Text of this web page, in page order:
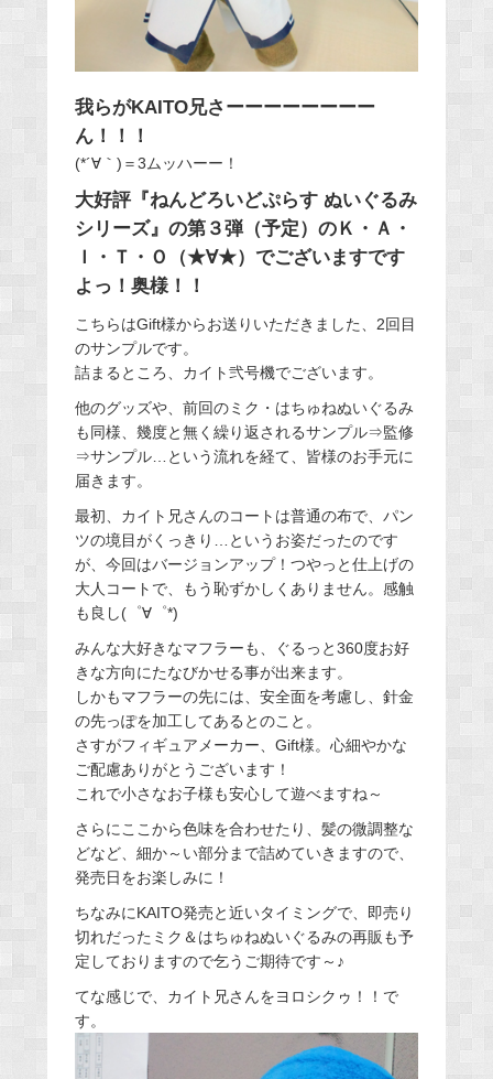
我らがKAITO兄さーーーーーーーー
ん！！！
(*´∀｀)＝3ムッハーー！
大好評『ねんどろいどぷらす ぬいぐるみ
シリーズ』の第３弾（予定）のＫ・Ａ・
Ｉ・Ｔ・Ｏ（★∀★）でございますです
よっ！奥様！！
こちらはGift様からお送りいただきました、2回目
のサンプルです。
詰まるところ、カイト弐号機でございます。
他のグッズや、前回のミク・はちゅねぬいぐるみ
も同様、幾度と無く繰り返されるサンプル⇒監修
⇒サンプル…という流れを経て、皆様のお手元に
届きます。
最初、カイト兄さんのコートは普通の布で、パン
ツの境目がくっきり…というお姿だったのです
が、今回はバージョンアップ！つやっと仕上げの
大人コートで、もう恥ずかしくありません。感触
も良し(゜∀゜*)
みんな大好きなマフラーも、ぐるっと360度お好
きな方向にたなびかせる事が出来ます。
しかもマフラーの先には、安全面を考慮し、針金
の先っぽを加工してあるとのこと。
さすがフィギュアメーカー、Gift様。心細やかな
ご配慮ありがとうございます！
これで小さなお子様も安心して遊べますね～
さらにここから色味を合わせたり、髪の微調整な
どなど、細か～い部分まで詰めていきますので、
発売日をお楽しみに！
ちなみにKAITO発売と近いタイミングで、即売り
切れだったミク＆はちゅねぬいぐるみの再販も予
定しておりますので乞うご期待です～♪
てな感じで、カイト兄さんをヨロシクゥ！！で
す。